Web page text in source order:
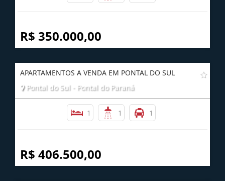
R$ 350.000,00
APARTAMENTOS A VENDA EM PONTAL DO SUL
Pontal do Sul - Pontal do Paraná
1 1 1
R$ 406.500,00